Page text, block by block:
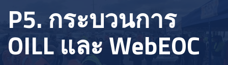
P5. กระบวนการ
OILL และ WebEOC